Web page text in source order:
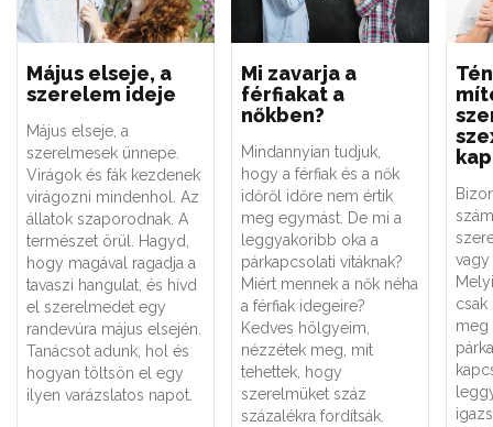
Május elseje, a
szerelem ideje
Május elseje, a
szerelmesek ünnepe.
Virágok és fák kezdenek
virágozni mindenhol. Az
állatok szaporodnak. A
természet örül. Hagyd,
hogy magával ragadja a
tavaszi hangulat, és hívd
el szerelmedet egy
randevúra május elsején.
Tanácsot adunk, hol és
hogyan töltsön el egy
ilyen varázslatos napot.
Mi zavarja a
férfiakat a
nőkben?
Mindannyian tudjuk,
hogy a férfiak és a nők
időről időre nem értik
meg egymást. De mi a
leggyakoribb oka a
párkapcsolati vitáknak?
Miért mennek a nők néha
a férfiak idegeire?
Kedves hölgyeim,
nézzétek meg, mit
tehettek, hogy
szerelmüket száz
százalékra fordítsák.
vagy
csak
meg